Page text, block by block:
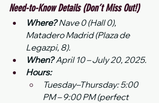
Need-to-Know Details (Don’t Miss Out!)
Where? Nave 0 (Hall 0),
Matadero Madrid (Plaza de
Legazpi, 8).
When? April 10 – July 20, 2025.
Hours:
Tuesday–Thursday: 5:00
PM – 9:00 PM (perfect